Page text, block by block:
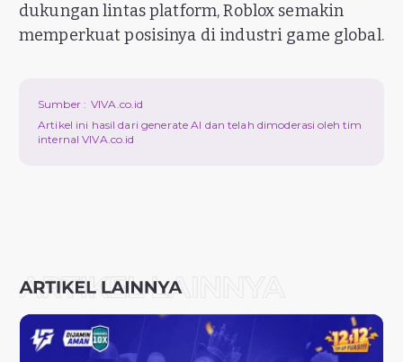
dukungan lintas platform, Roblox semakin
memperkuat posisinya di industri game global.
Sumber : VIVA.co.id
Artikel ini hasil dari generate AI dan telah dimoderasi oleh tim
internal VIVA.co.id